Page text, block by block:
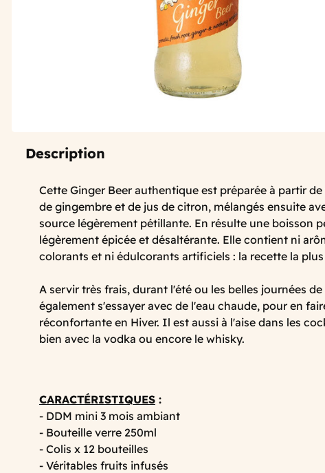
Description
Cette Ginger Beer authentique est préparée à partir
de gingembre et de jus de citron, mélangés ensuite
source légèrement pétillante. En résulte une boisson
légèrement épicée et désaltérante. Elle contient ni
colorants et ni édulcorants artificiels : la recette la
A servir très frais, durant l'été ou les belles journées
également s'essayer avec de l'eau chaude, pour en
réconfortante en Hiver. Il est aussi à l'aise dans les
bien avec la vodka ou encore le whisky.
CARACTÉRISTIQUES :
- DDM mini 3 mois ambiant
- Bouteille verre 250ml
- Colis x 12 bouteilles
- Véritables fruits infusés